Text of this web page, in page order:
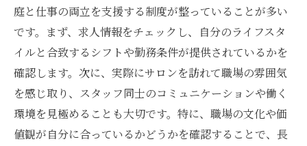
庭と仕事の両立を支援する制度が整っていることが多い
です。まず、求人情報をチェックし、自分のライフスタ
イルと合致するシフトや勤務条件が提供されているかを
確認します。次に、実際にサロンを訪れて職場の雰囲気
を感じ取り、スタッフ同士のコミュニケーションや働く
環境を見極めることも大切です。特に、職場の文化や価
値観が自分に合っているかどうかを確認することで、長